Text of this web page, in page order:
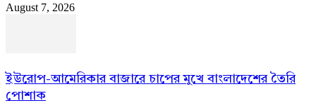
August 7, 2026
ইউরোপ-আমেরিকার বাজারে চাপের মুখে বাংলাদেশের তৈরি
পোশাক